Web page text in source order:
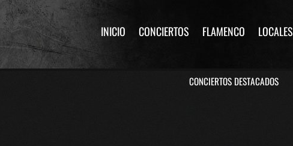
INICIO CONCIERTOS FLAMENCO LOCALES
CONCIERTOS DESTACADOS